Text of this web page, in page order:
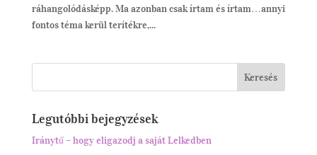
ráhangolódásképp. Ma azonban csak írtam és írtam…annyi
fontos téma kerül terítékre,...
Legutóbbi bejegyzések
Iránytű – hogy eligazodj a saját Lelkedben